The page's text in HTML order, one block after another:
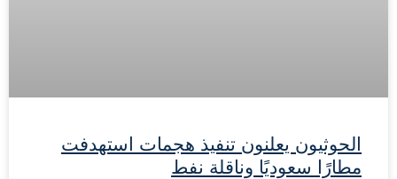
الحوثيون يعلنون تنفيذ هجمات استهدفت
مطارًا سعوديًا وناقلة نفط